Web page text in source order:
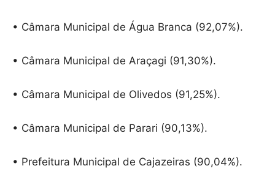
• Câmara Municipal de Água Branca (92,07%).
• Câmara Municipal de Araçagi (91,30%).
• Câmara Municipal de Olivedos (91,25%).
• Câmara Municipal de Parari (90,13%).
• Prefeitura Municipal de Cajazeiras (90,04%).